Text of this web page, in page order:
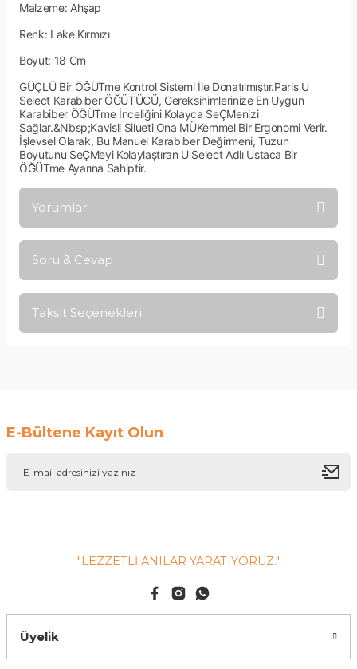
Malzeme: Ahşap
Renk: Lake Kırmızı
Boyut: 18 Cm
GÜÇLÜ Bir ÖĞÜTme Kontrol Sistemi İle Donatılmıştır.Paris U
Select Karabiber ÖĞÜTÜCÜ, Gereksinimlerinize En Uygun
Karabiber ÖĞÜTme İnceliğini Kolayca SeÇMenizi
Sağlar.&Nbsp;Kavisli Silueti Ona MÜKemmel Bir Ergonomi Verir.
İşlevsel Olarak, Bu Manuel Karabiber Değirmeni, Tuzun
Boyutunu SeÇMeyi Kolaylaştıran U Select Adlı Ustaca Bir
ÖĞÜTme Ayarına Sahiptir.
Yorumlar
Soru & Cevap
Taksit Seçenekleri
E-Bültene Kayıt Olun
"LEZZETLİ ANILAR YARATIYORUZ."
Üyelik